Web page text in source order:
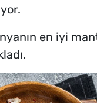
en iyi